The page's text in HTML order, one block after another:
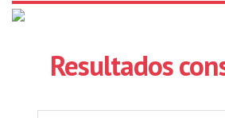
Resultados